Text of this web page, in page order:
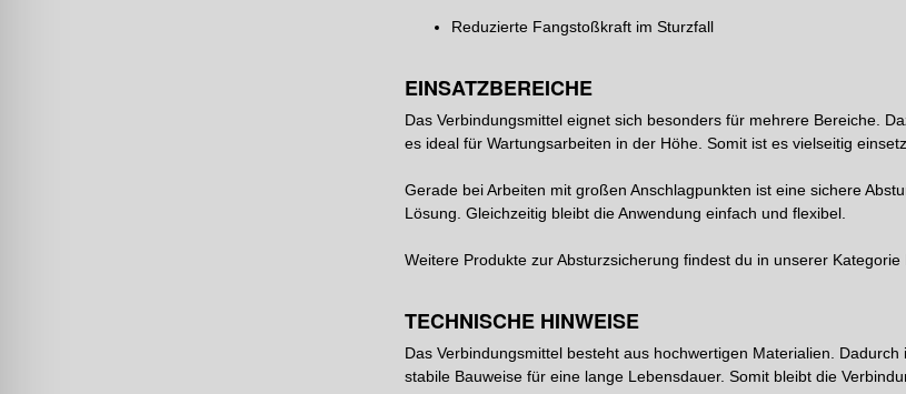
Reduzierte Fangstoßkraft im Sturzfall
EINSATZBEREICHE
Das Verbindungsmittel eignet sich besonders für mehrere Bereiche.
es ideal für Wartungsarbeiten in der Höhe. Somit ist es vielseitig
Gerade bei Arbeiten mit großen Anschlagpunkten ist eine sichere
Lösung. Gleichzeitig bleibt die Anwendung einfach und flexibel.
Weitere Produkte zur Absturzsicherung findest du in unserer
TECHNISCHE HINWEISE
Das Verbindungsmittel besteht aus hochwertigen Materialien.
stabile Bauweise für eine lange Lebensdauer. Somit bleibt die